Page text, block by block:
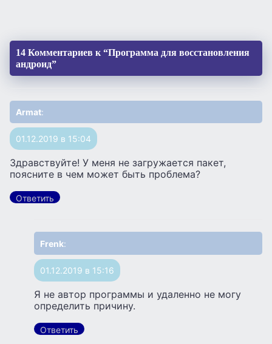
14 Комментариев к “Программа для восстановления
андроид”
Armat:
01.12.2019 в 15:04
Здравствуйте! У меня не загружается пакет,
поясните в чем может быть проблема?
Ответить
Frenk:
01.12.2019 в 15:16
Я не автор программы и удаленно не могу
определить причину.
Ответить